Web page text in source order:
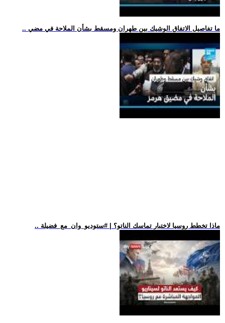
.. ما تفاصيل الاتفاق الوشيك بين طهران ومسقط بشأن الملاحة في مضي
.. ماذا تخطط روسيا لاختبار تماسك الناتو؟ | #ستوديو_وان_مع_فضيلة